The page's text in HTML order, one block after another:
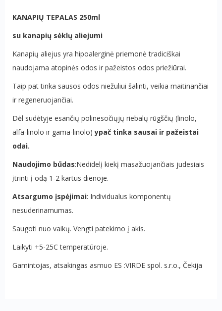
KANAPIŲ TEPALAS 250ml
su kanapių sėklų aliejumi
Kanapių aliejus yra hipoalerginė priemonė tradiciškai
naudojama atopinės odos ir pažeistos odos priežiūrai.
Taip pat tinka sausos odos niežuliui šalinti, veikia maitinančiai
ir regeneruojančiai.
Dėl sudėtyje esančių polinesočiųjų riebalų rūgščių (linolo,
alfa-linolo ir gama-linolo)ypač tinka sausai ir pažeistai
odai.
Naudojimo būdas:Nedidelį kiekį masažuojančiais judesiais
įtrinti į odą 1-2 kartus dienoje.
Atsargumo įspėjimai: Individualus komponentų
nesuderinamumas.
Saugoti nuo vaikų. Vengti patekimo į akis.
Laikyti +5-25C temperatūroje.
Gamintojas, atsakingas asmuo ES :VIRDE spol. s.r.o., Čekija